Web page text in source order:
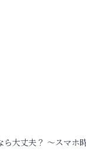
ら大丈夫？ ～スマホ